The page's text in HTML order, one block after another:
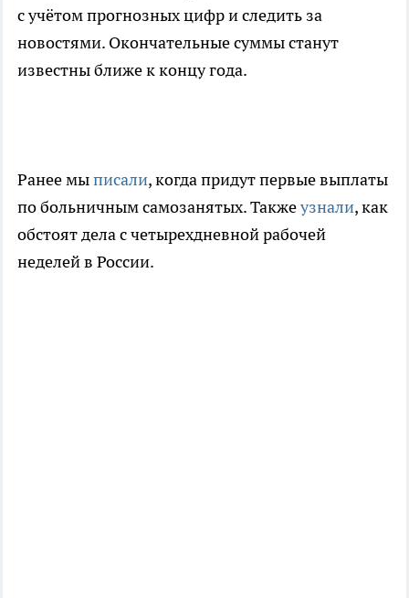
с учётом прогнозных цифр и следить за
новостями. Окончательные суммы станут
известны ближе к концу года.
Ранее мыписали, когда придут первые выплаты
по больничным самозанятых. Такжеузнали, как
обстоят дела с четырехдневной рабочей
неделей в России.